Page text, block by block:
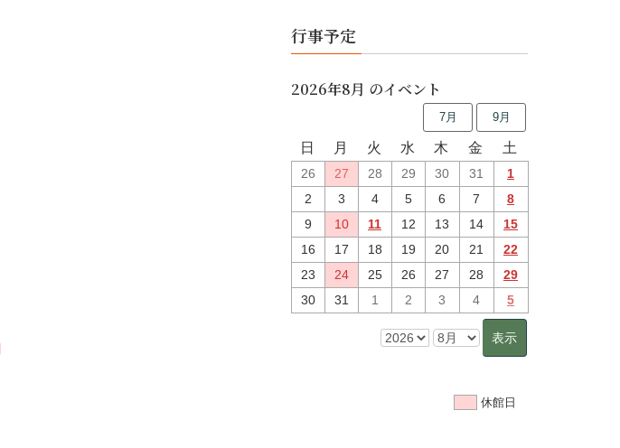
行事予定
2026年8月 のイベント
7月 9月
日 月 火 水 木 金 土
26 27 28 29 30 31
1
2
3 4 5 6 7
8
9
10 11 12 13 14
15
16
17 18 19 20 21
22
23
24 25 26 27 28
29
30
31 1 2 3 4 5
休館日